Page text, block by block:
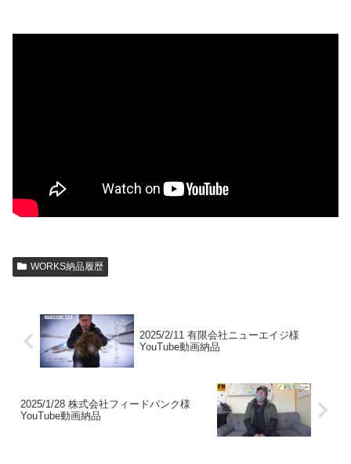
WORKS納品履歴
2025/2/11 有限会社ニューエイジ様
YouTube動画納品
2025/1/28 株式会社フィードバンク様
YouTube動画納品